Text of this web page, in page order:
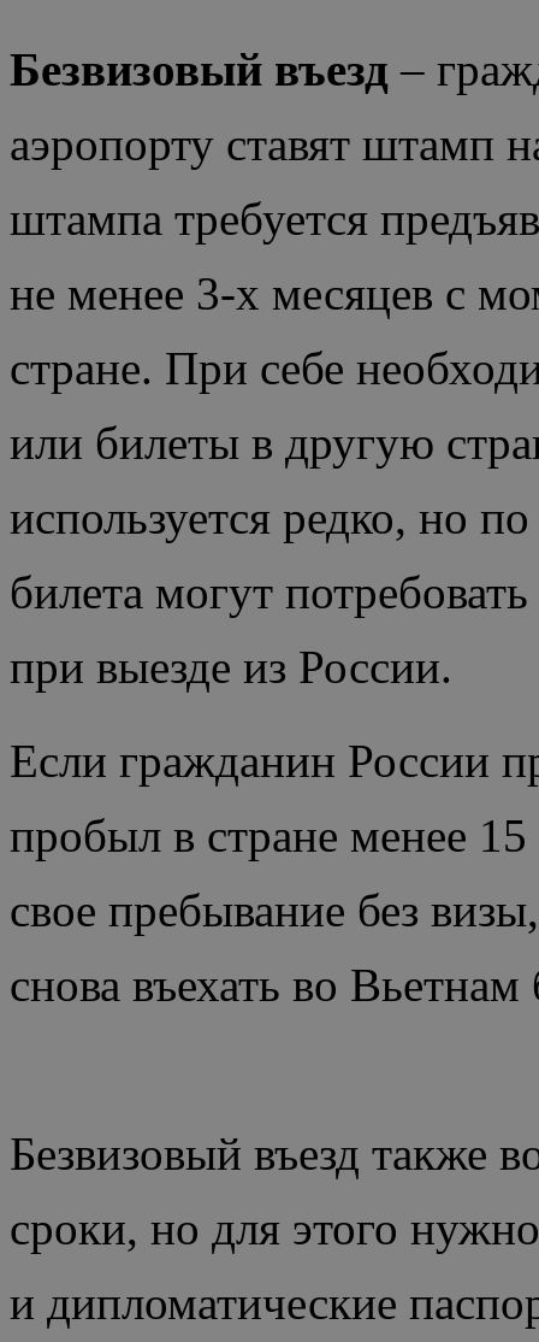
Безвизовый въезд –
аэропорту ставят штамп
штампа требуется
не менее 3-х месяцев с
стране. При себе
или билеты в другую
используется редко, но
билета могут
при выезде из России.
Если гражданин России
пробыл в стране менее
свое пребывание без
снова въехать во
Безвизовый въезд также
сроки, но для этого
и дипломатические